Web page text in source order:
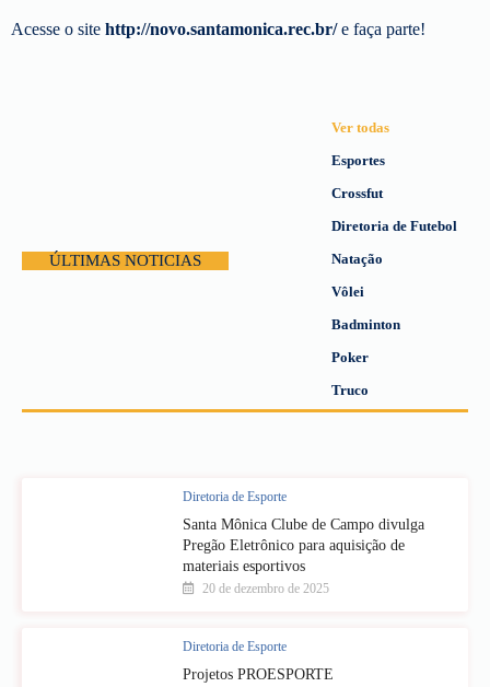
Acesse o site http://novo.santamonica.rec.br/e faça parte!
ÚLTIMAS NOTICIAS
Ver todas
Esportes
Crossfut
Diretoria de Futebol
Natação
Vôlei
Badminton
Poker
Truco
Diretoria de Esporte
Santa Mônica Clube de Campo divulga
Pregão Eletrônico para aquisição de
materiais esportivos
20 de dezembro de 2025
Diretoria de Esporte
Projetos PROESPORTE